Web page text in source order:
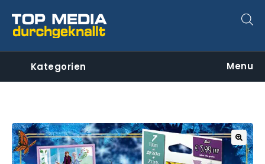
Kategorien Menu
🔍